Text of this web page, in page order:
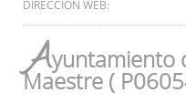
DIRECCIÓN WEB:
Ayuntamiento
Maestre (